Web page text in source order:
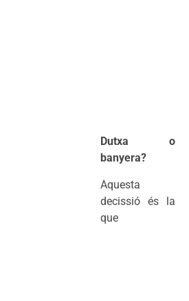
Dutxa o
banyera?
Aquesta
decissió és la
que